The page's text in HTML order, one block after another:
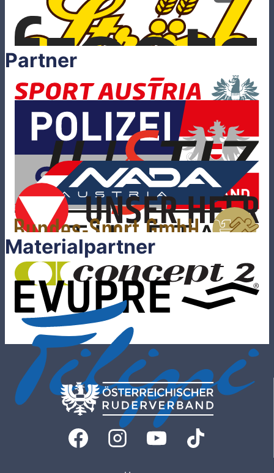
Partner
Materialpartner